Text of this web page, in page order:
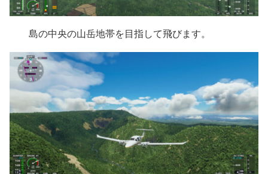
島の中央の山岳地帯を目指して飛びます。